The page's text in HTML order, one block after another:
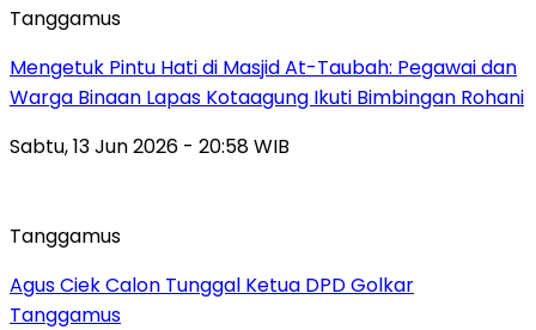
Tanggamus
Mengetuk Pintu Hati di Masjid At-Taubah: Pegawai dan
Warga Binaan Lapas Kotaagung Ikuti Bimbingan Rohani
Sabtu, 13 Jun 2026 - 20:58 WIB
Tanggamus
Agus Ciek Calon Tunggal Ketua DPD Golkar
Tanggamus